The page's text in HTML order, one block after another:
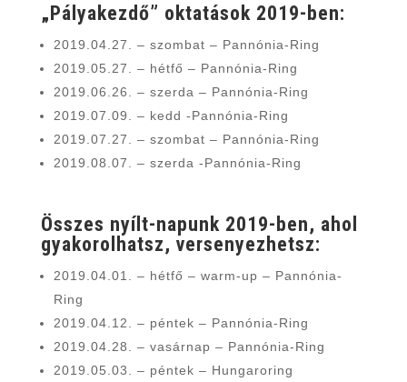
„Pályakezdő” oktatások 2019-ben:
2019.04.27. – szombat – Pannónia-Ring
2019.05.27. – hétfő – Pannónia-Ring
2019.06.26. – szerda – Pannónia-Ring
2019.07.09. – kedd -Pannónia-Ring
2019.07.27. – szombat – Pannónia-Ring
2019.08.07. – szerda -Pannónia-Ring
Összes nyílt-napunk 2019-ben, ahol
gyakorolhatsz, versenyezhetsz:
2019.04.01. – hétfő – warm-up – Pannónia-
Ring
2019.04.12. – péntek – Pannónia-Ring
2019.04.28. – vasárnap – Pannónia-Ring
2019.05.03. – péntek – Hungaroring